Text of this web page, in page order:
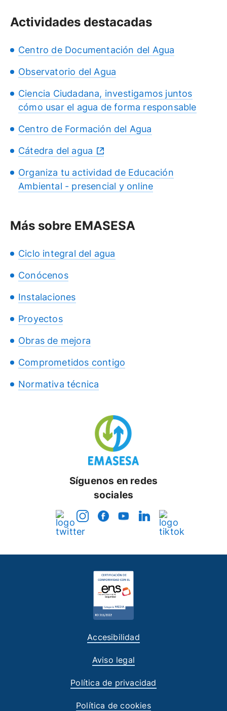
Actividades destacadas
Centro de Documentación del Agua
Observatorio del Agua
Ciencia Ciudadana, investigamos juntos
cómo usar el agua de forma responsable
Centro de Formación del Agua
Cátedra del agua
Organiza tu actividad de Educación
Ambiental - presencial y online
Más sobre EMASESA
Ciclo integral del agua
Conócenos
Instalaciones
Proyectos
Obras de mejora
Comprometidos contigo
Normativa técnica
Síguenos en redes
sociales
Accesibilidad
Aviso legal
Política de privacidad
Política de cookies